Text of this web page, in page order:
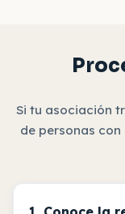
Si tu asociación
de personas